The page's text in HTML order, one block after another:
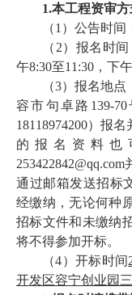
1.本工程资审方
（1）公告时间
（ 2）报名时间
午8:30至11:30，下
（3）报名地点
容市句卓路 139-
18118974200）报名
的报名资料也
253422842
通过邮箱发送招标
经缴纳，无论何种
招标文件和未缴纳
将不得参加开标。
（4）开标时间
开发区容宁创业园 三